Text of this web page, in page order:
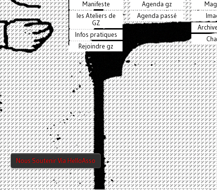
Manifeste
les Ateliers de
GZ
Infos pratiques
Rejoindre gz
Agenda gz
Agenda passé
Nous Soutenir Via HelloAsso